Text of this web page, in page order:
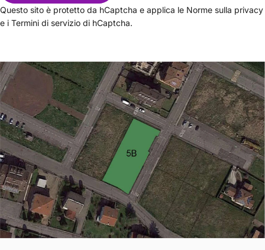
Questo sito è protetto da hCaptcha e applica le Norme sulla privacy
e i Termini di servizio di hCaptcha.